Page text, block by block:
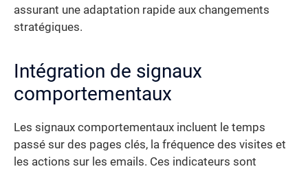
assurant une adaptation rapide aux changements
stratégiques.
Intégration de signaux
comportementaux
Les signaux comportementaux incluent le temps
passé sur des pages clés, la fréquence des visites et
les actions sur les emails. Ces indicateurs sont